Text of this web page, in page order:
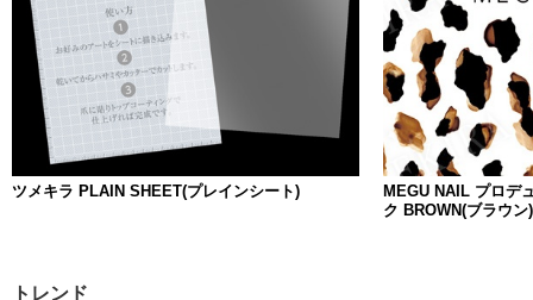
ツメキラ PLAIN SHEET(プレインシート)
MEGU NAIL プロデ
ク BROWN(ブラウン)
トレンド